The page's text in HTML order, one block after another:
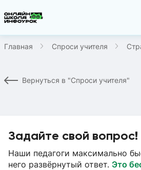
Главная Спроси учителя
Вернуться в "Спроси учителя"
Задайте свой вопрос!
Наши педагоги максимально
него развёрнутый ответ. Это